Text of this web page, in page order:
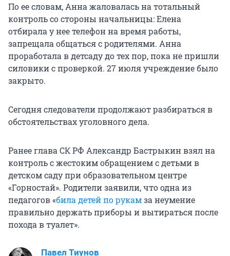
По ее словам, Анна жаловалась на тотальный
контроль со стороны начальницы: Елена
отбирала у нее телефон на время работы,
запрещала общаться с родителями. Анна
проработала в детсаду до тех пор, пока не пришли
силовики с проверкой. 27 июля учреждение было
закрыто.
Сегодня следователи продолжают разбираться в
обстоятельствах уголовного дела.
Ранее глава СК РФ Александр Бастрыкин взял на
контроль с жестоким обращением с детьми в
детском саду при образовательном центре
«Горностай». Родители заявили, что одна из
педагогов «била детей по рукамза неумение
правильно держать приборы и вытираться после
похода в туалет».
Павел Тиунов